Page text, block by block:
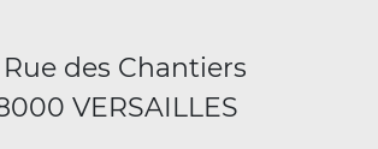
Rue des Chantiers
VERSAILLES